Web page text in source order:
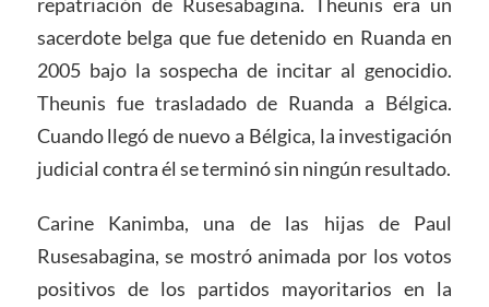
sacerdote belga que fue detenido en Ruanda en
2005 bajo la sospecha de incitar al genocidio.
Theunis fue trasladado de Ruanda a Bélgica.
Cuando llegó de nuevo a Bélgica, la investigación
judicial contra él se terminó sin ningún resultado.
Carine Kanimba, una de las hijas de Paul
Rusesabagina, se mostró animada por los votos
positivos de los partidos mayoritarios en la